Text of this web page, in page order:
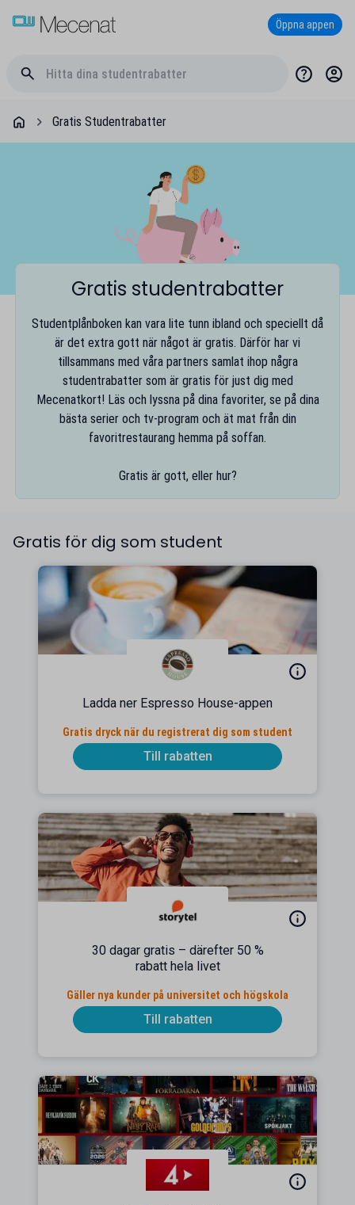
Öppna appen
Gratis Studentrabatter
Gratis studentrabatter
Studentplånboken kan vara lite tunn ibland och speciellt då
är det extra gott när något är gratis. Därför har vi
tillsammans med våra partners samlat ihop några
studentrabatter som är gratis för just dig med
Mecenatkort! Läs och lyssna på dina favoriter, se på dina
bästa serier och tv-program och ät mat från din
favoritrestaurang hemma på soffan.
Gratis är gott, eller hur?
Gratis för dig som student
Ladda ner Espresso House-appen
Gratis dryck när du registrerat dig som student
Till rabatten
30 dagar gratis – därefter 50 %
rabatt hela livet
Gäller nya kunder på universitet och högskola
Till rabatten